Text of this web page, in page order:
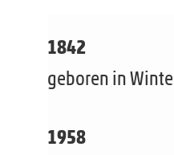
1842
geboren in
1958